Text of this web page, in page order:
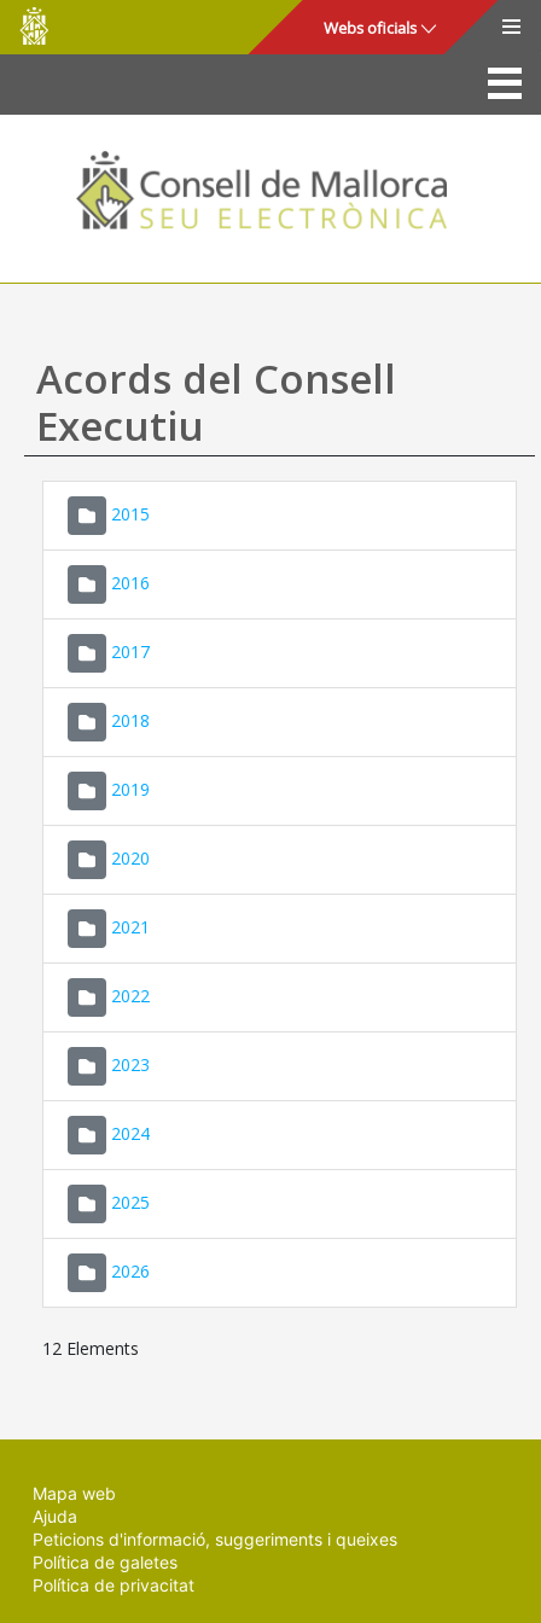
Salta al contingut principal
Consell
de
Mallorca
Webs oficials
La Seu
Consell de Mallorca
Accés i seguretat
Utilitats
Ajuda
Acords del Consell
Executiu
2015
2016
2017
2018
2019
2020
2021
2022
2023
2024
2025
2026
12 Elements
Mapa web
Ajuda
Peticions d'informació, suggeriments i queixes
Política de galetes
Política de privacitat